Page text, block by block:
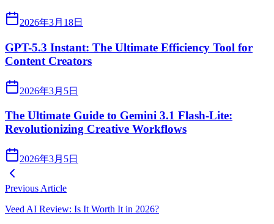
2026年3月18日
GPT-5.3 Instant: The Ultimate Efficiency Tool for
Content Creators
2026年3月5日
The Ultimate Guide to Gemini 3.1 Flash-Lite:
Revolutionizing Creative Workflows
2026年3月5日
Previous Article
Veed AI Review: Is It Worth It in 2026?